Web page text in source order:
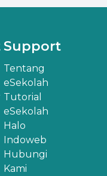
Support
Tentang
eSekolah
Tutorial
eSekolah
Halo
Indoweb
Hubungi
Kami